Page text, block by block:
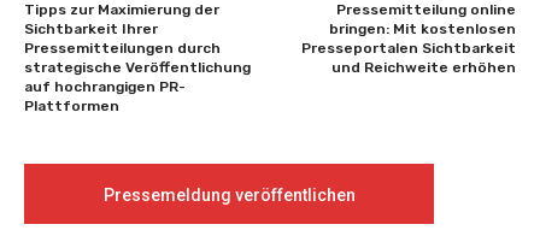
Tipps zur Maximierung der
Sichtbarkeit Ihrer
Pressemitteilungen durch
strategische Veröffentlichung
auf hochrangigen PR-
Plattformen
Pressemitteilung online
bringen: Mit kostenlosen
Presseportalen Sichtbarkeit
und Reichweite erhöhen
Pressemeldung veröffentlichen